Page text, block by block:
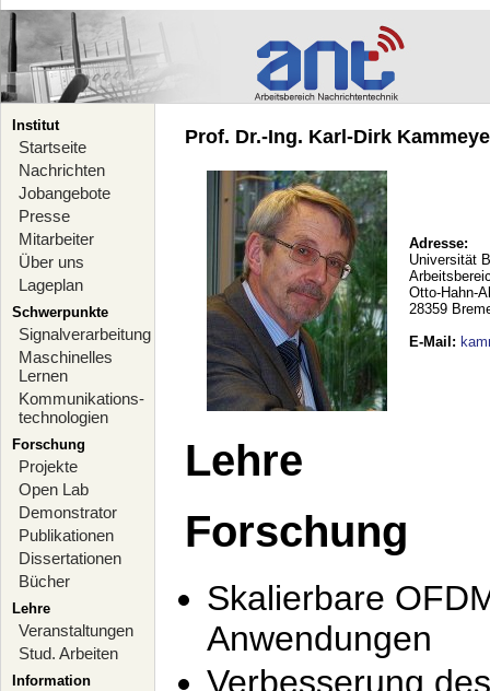
Institut
Startseite
Nachrichten
Jobangebote
Presse
Mitarbeiter
Über uns
Lageplan
Schwerpunkte
Signalverarbeitung
Maschinelles
Lernen
Kommunikations-
technologien
Forschung
Projekte
Open Lab
Demonstrator
Publikationen
Dissertationen
Bücher
Lehre
Veranstaltungen
Stud. Arbeiten
Information
Prof. Dr.-Ing. Karl-Dirk
Adresse:
Universität
Otto-Hahn-
28359
E-Mail :
Lehre
Forschung
Skalierbare
Anwendungen
Verbesserung